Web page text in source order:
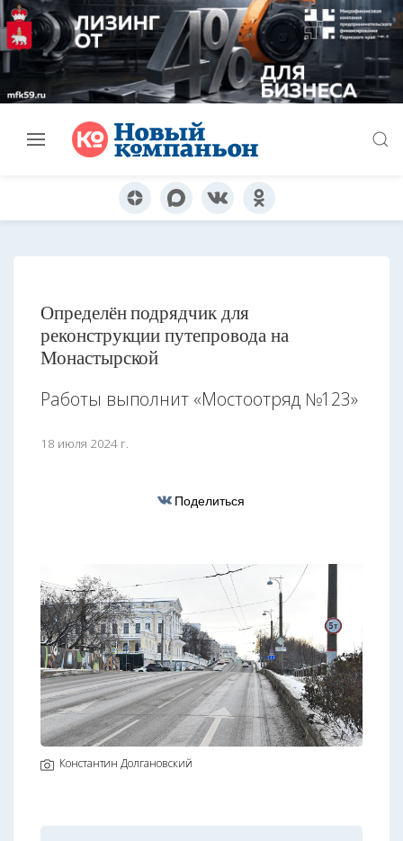
Определён подрядчик для
реконструкции путепровода на
Монастырской
Работы выполнит «Мостоотряд №123»
18 июля 2024 г.
Поделиться
Константин Долгановский